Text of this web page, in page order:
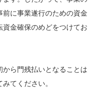
に事業遂行のための資金
金確保のめどをつけてお
ら門残払いとなることは
てください。